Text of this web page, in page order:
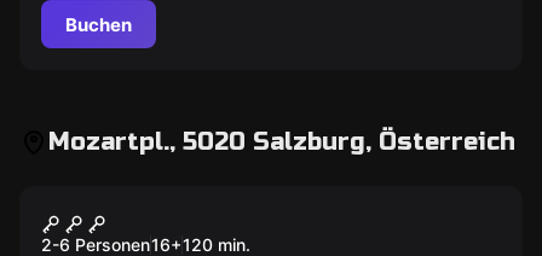
Buchen
Mozartpl., 5020 Salzburg, Österreich
Mord unter Hypnose
2-6 Personen16+120 min.